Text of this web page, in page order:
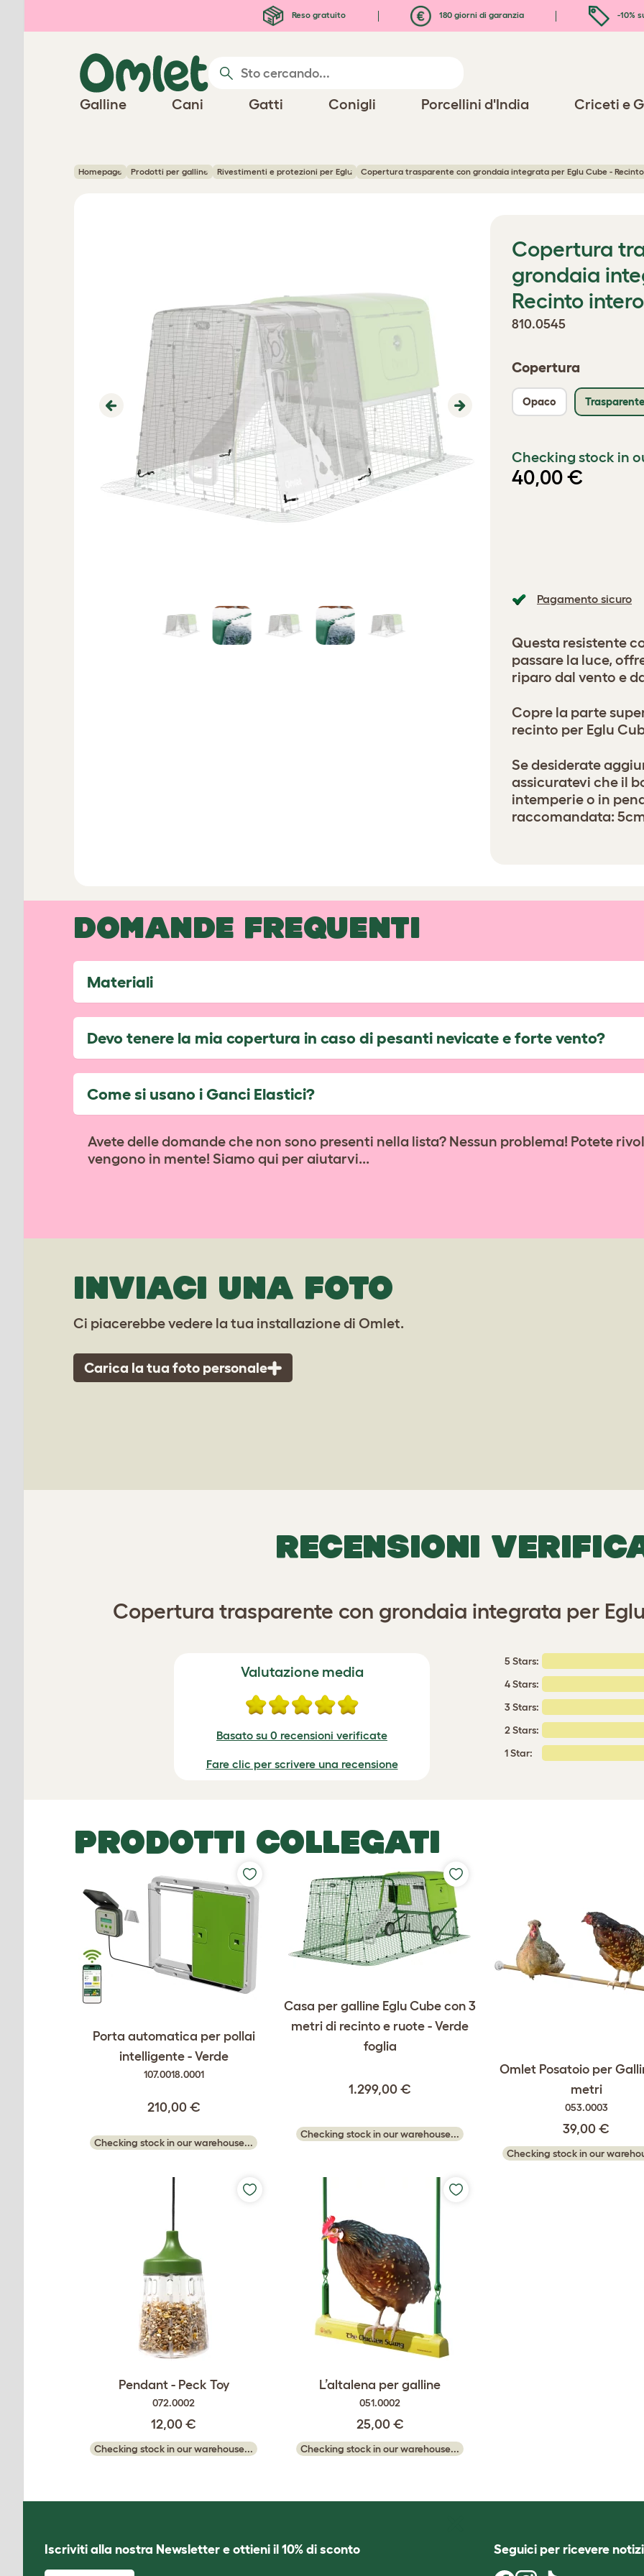
Reso gratuito 180 giorni di garanzia -10%
Galline Cani Gatti Conigli Porcellini d'India Criceti e
Homepage Prodotti per galline Rivestimenti e protezioni per Eglu Copertura trasparente con grondaia integrata per Eglu Cube -
Previous Next
Copertura
grondaia
Recinto intero
810.0545
Copertura
Opaco Trasparente
Checking stock in
40,00 €
Pagamento sicuro
Questa resistente
passare la luce,
riparo dal vento e
Copre la parte
recinto per Eglu
Se desiderate
assicuratevi che il
intemperie o in
raccomandata:
DOMANDE FREQUENTI
Materiali
Devo tenere la mia copertura in caso di pesanti nevicate e forte vento?
Come si usano i Ganci Elastici?
Avete delle domande che non sono presenti nella lista? Nessun problema! Potete
vengono in mente! Siamo qui per aiutarvi...
INVIACI UNA FOTO
Ci piacerebbe vedere la tua installazione di Omlet.
Carica la tua foto personale
RECENSIONI
Copertura trasparente con grondaia integrata per
Valutazione media
Basato su 0 recensioni verificate
Fare clic per scrivere una recensione
5 Stars:
4 Stars:
3 Stars:
2 Stars:
1 Star:
PRODOTTI COLLEGATI
Porta automatica per pollai
intelligente - Verde
107.0018.0001
210,00 €
Checking stock in our warehouse...
Casa per galline Eglu Cube con 3
metri di recinto e ruote - Verde
foglia
1.299,00 €
Checking stock in our warehouse...
Omlet Posatoio per
metri
053.0003
39,00 €
Checking stock in our
Pendant - Peck Toy
072.0002
12,00 €
Checking stock in our warehouse...
L’altalena per galline
051.0002
25,00 €
Checking stock in our warehouse...
Iscriviti alla nostra Newsletter e ottieni il 10% di sconto Seguici per ricevere